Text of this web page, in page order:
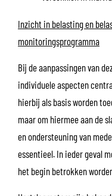
Inzicht in belasting en
monitoringsprogramma
Bij de aanpassingen van
individuele aspecten
hierbij als basis worden
maar om hiermee aan de
en ondersteuning van
essentieel. In ieder geval
het begin betrokken